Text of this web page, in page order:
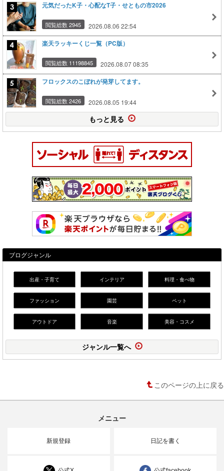
元気だったK子・心配なT子・せともの市2026
閲覧総数 2945 2026.08.06 22:54
楽天ラッキーくじ一覧（PC版）
閲覧総数 11198845 2026.08.07 08:35
フロックスのこぼれが発芽してます。
閲覧総数 2426 2026.08.05 19:44
もっと見る
ブログジャンル
出産・子育て インテリア 料理・食べ物
ファッション 園芸 ペット
アウトドア 音楽 美容・コスメ
ジャンル一覧へ
このページの上に戻る
メニュー
新規登録 日記を書く